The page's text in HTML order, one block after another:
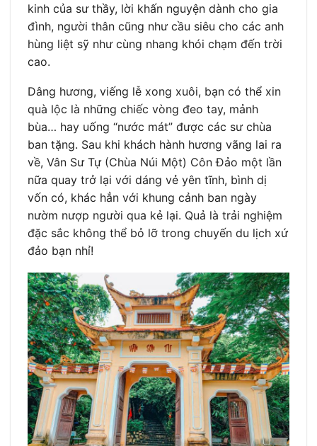
kinh của sư thầy, lời khấn nguyện dành cho gia
đình, người thân cũng như cầu siêu cho các anh
hùng liệt sỹ như cùng nhang khói chạm đến trời
cao.
Dâng hương, viếng lễ xong xuôi, bạn có thể xin
quà lộc là những chiếc vòng đeo tay, mảnh
bùa… hay uống “nước mát” được các sư chùa
ban tặng. Sau khi khách hành hương vãng lai ra
về, Vân Sư Tự (Chùa Núi Một) Côn Đảo một lần
nữa quay trở lại với dáng vẻ yên tĩnh, bình dị
vốn có, khác hẳn với khung cảnh ban ngày
nườm nượp người qua kẻ lại. Quả là trải nghiệm
đặc sắc không thể bỏ lỡ trong chuyến du lịch xứ
đảo bạn nhỉ!